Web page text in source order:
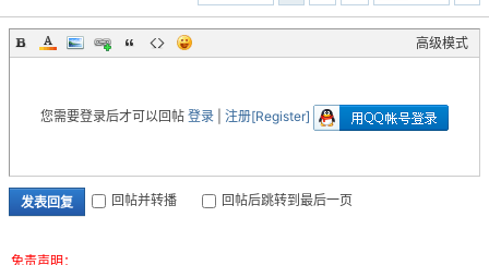
高级模式
您需要登录后才可以回帖 登录 注册[Register]
发表回复 回帖并转播 回帖后跳转到最后一页
免责声明：